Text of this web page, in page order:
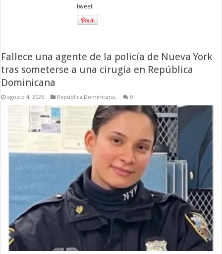
tweet
Fallece una agente de la policía de Nueva York
tras someterse a una cirugía en República
Dominicana
agosto 4, 2026 República Dominicana, 0